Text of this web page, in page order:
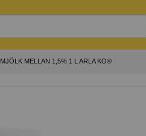
MJÖLK MELLAN 1,5% 1 L ARLA KO®